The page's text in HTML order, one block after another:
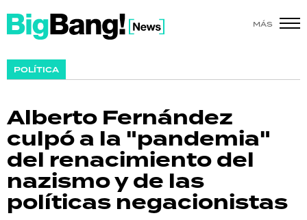
MÁS
POLÍTICA
Alberto Fernández
culpó a la "pandemia"
del renacimiento del
nazismo y de las
políticas negacionistas
SHOW
ACTUALIDAD
POLICIALES
ECONOMÍA